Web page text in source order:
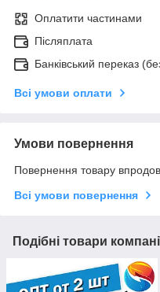
Оплатити частинами
Післяплата
Банківський переказ
Всі умови оплати
Умови повернення
Повернення товару
Всі умови повернення
Подібні товари